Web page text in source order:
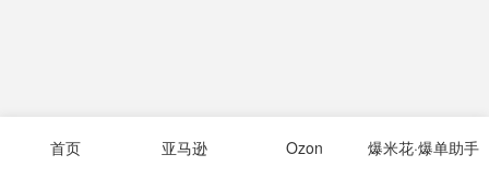
首页 亚马逊 Ozon 爆米花·爆单助手